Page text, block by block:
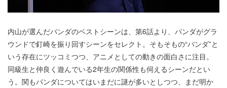
内山が選んだパンダのベストシーンは、第6話より、パンダがグラ
ウンドで釘崎を振り回すシーンをセレクト。そもそもの“パンダ”と
いう存在にツッコミつつ、アニメとしての動きの面白さに注目。
同級生と仲良く遊んでいる2年生の関係性も伺えるシーンだとい
う。関もパンダについてはいまだに謎が多いとしつつ、まだ明か